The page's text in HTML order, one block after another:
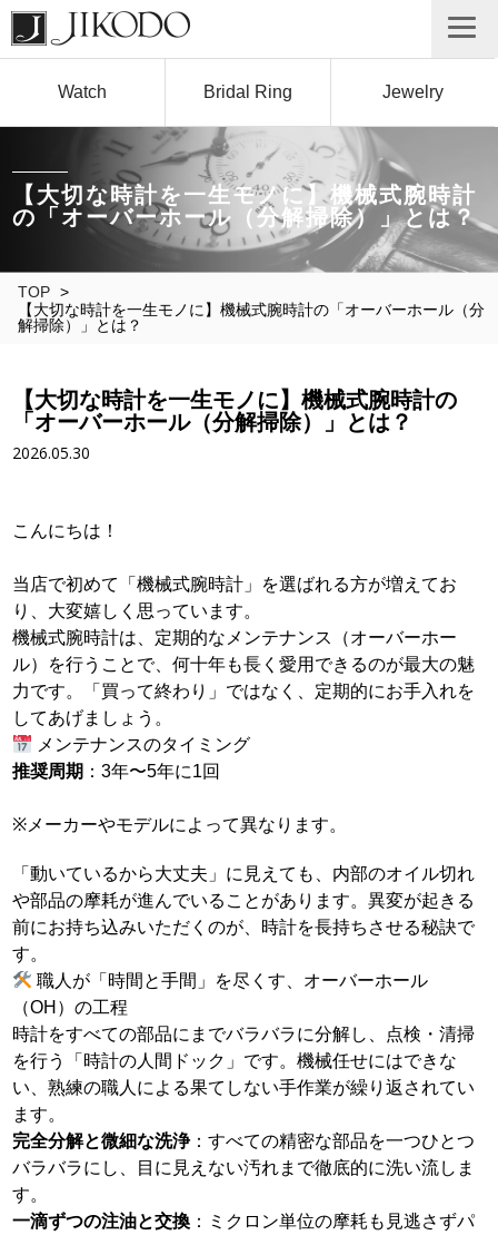
Watch Bridal Ring Jewelry
【大切な時計を一生モノに】機械式腕時計
の「オーバーホール（分解掃除）」とは？
TOP >
【大切な時計を一生モノに】機械式腕時計の「オーバーホール（分
解掃除）」とは？
【大切な時計を一生モノに】機械式腕時計の
「オーバーホール（分解掃除）」とは？
2026.05.30
こんにちは！
当店で初めて「機械式腕時計」を選ばれる方が増えてお
り、大変嬉しく思っています。
機械式腕時計は、定期的なメンテナンス（オーバーホー
ル）を行うことで、何十年も長く愛用できるのが最大の魅
力です。「買って終わり」ではなく、定期的にお手入れを
してあげましょう。
メンテナンスのタイミング
推奨周期 ：3年〜5年に1回
※メーカーやモデルによって異なります。
「動いているから大丈夫」に見えても、内部のオイル切れ
や部品の摩耗が進んでいることがあります。異変が起きる
前にお持ち込みいただくのが、時計を長持ちさせる秘訣で
す。
職人が「時間と手間」を尽くす、オーバーホール
（OH）の工程
時計をすべての部品にまでバラバラに分解し、点検・清掃
を行う「時計の人間ドック」です。機械任せにはできな
い、熟練の職人による果てしない手作業が繰り返されてい
ます。
完全分解と微細な洗浄：すべての精密な部品を一つひとつ
バラバラにし、目に見えない汚れまで徹底的に洗い流しま
す。
一滴ずつの注油と交換 ：ミクロン単位の摩耗も見逃さずパ